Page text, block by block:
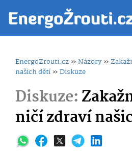
EnergoZrouti.cz»Názory»
našich dětí»Diskuze
Diskuze:
ničí zdraví